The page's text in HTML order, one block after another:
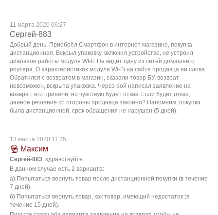
11 марта 2020 06:27
Сергей-883
Добрый день. Приобрёл Смартфон в интернет магазине, покупка
дистанционная. Вскрыл упаковку, включил устройство, не устроил
диапазон работы модуля WI-fi. Не видит одну из сетей домашнего
роутера. О характеристиках модуля Wi-Fi на сайте продавца ни слова.
Обратился с возвратом в магазин, сказали товар БУ, возврат
невозможен, вскрыта упаковка. Через бой написал заявление на
возврат, его приняли, но чувствую будет отказ. Если будет отказ,
данное решение со стороны продавца законно? Напомним, покупка
была дистанционной, срок обращения не нарушен (5 дней).
13 марта 2020 11:35
Максим
Сергей-883, здравствуйте.
В данном случае есть 2 варианта:
а) Попытаться вернуть товар после дистанционной покупки (в течение
7 дней).
б) Попытаться вернуть товар, как товар, имеющий недостаток (в
течение 15 дней).